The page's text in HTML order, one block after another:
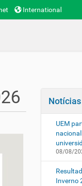
International
Notícias
UEM
08/08/
Inverno